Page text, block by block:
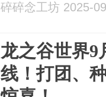
碎碎念工坊 2025-
龙之谷世界9
线！打团、